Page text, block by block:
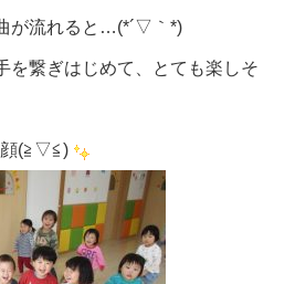
が流れると…(*´▽｀*)
を繋ぎはじめて、とても楽しそ
顔(≧▽≦)